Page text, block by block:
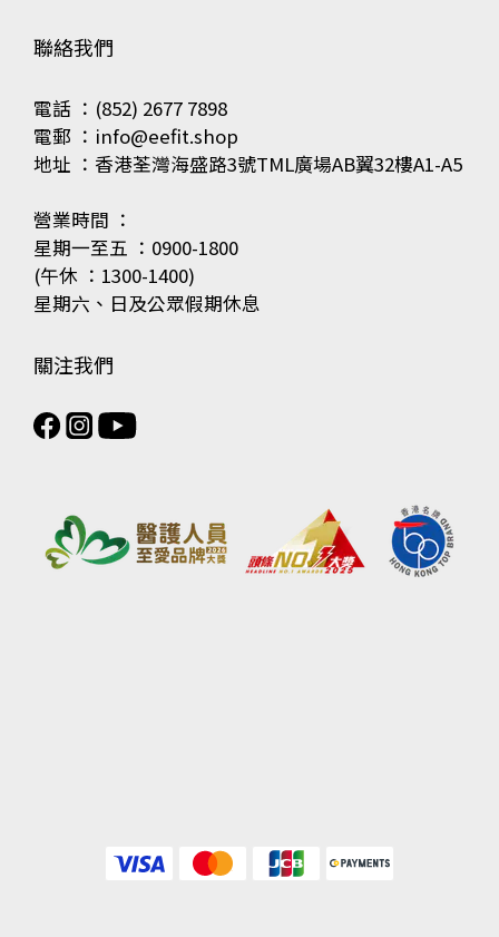
聯絡我們
電話 ：(852) 2677 7898
電郵 ：info@eefit.shop
地址 ：香港荃灣海盛路3號TML廣場AB翼32樓A1-A5
營業時間 ：
星期一至五 ：0900-1800
(午休 ：1300-1400)
星期六、日及公眾假期休息
關注我們